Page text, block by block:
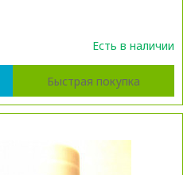
Есть в наличии
Быстрая покупка